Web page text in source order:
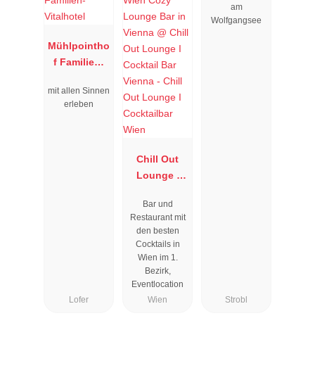
Mühlpointho
f Familien-
mit allen Sinnen
erleben
Lofer
Chill Out
Lounge I
Wien
Bar und
Restaurant mit
den besten
Cocktails in
Wien im 1.
Bezirk,
Eventlocation
Wien
am
Wolfgangsee
Strobl